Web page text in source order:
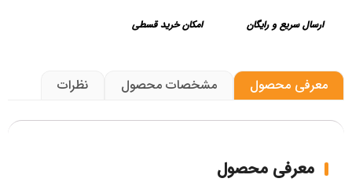
ارسال سریع و رایگان امکان خرید قسطی
معرفی محصول مشخصات محصول نظرات
معرفی محصول